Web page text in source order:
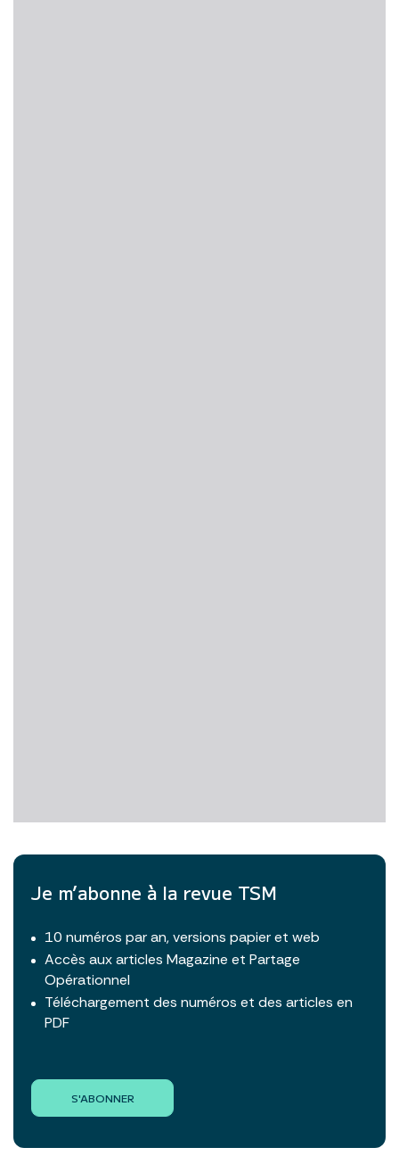
Je m’abonne à la revue TSM
10 numéros par an, versions papier et web
Accès aux articles Magazine et Partage
Opérationnel
Téléchargement des numéros et des articles en
PDF
S'ABONNER